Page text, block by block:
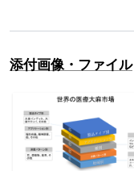
添付画像・ファイル